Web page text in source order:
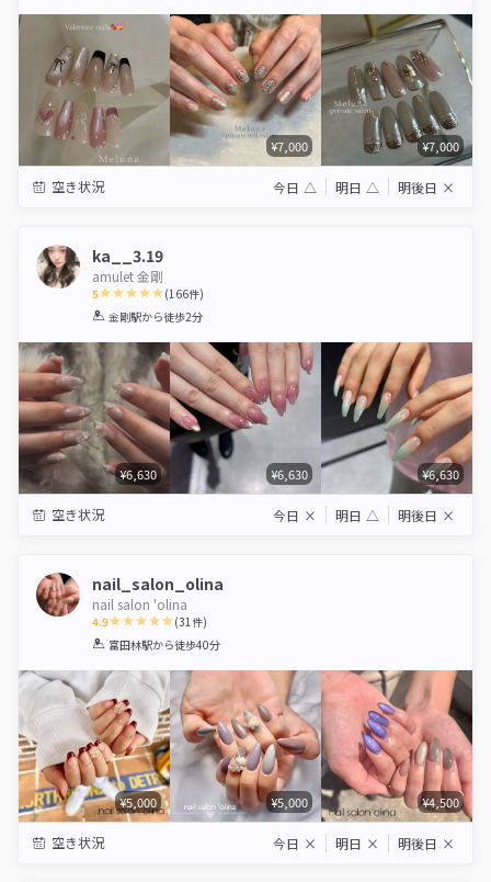
¥7,000 ¥7,000
空き状況 今日 △ 明日 △ 明後日 ×
ka__3.19
amulet 金剛
5
1 2 3 4 5
(166件)
金剛駅から徒歩2分
¥6,630 ¥6,630 ¥6,630
空き状況 今日 × 明日 △ 明後日 ×
nail_salon_olina
nail salon 'olina
4.9
1 2 3 4 5
(31件)
富田林駅から徒歩40分
¥5,000 ¥5,000 ¥4,500
空き状況 今日 × 明日 × 明後日 ×